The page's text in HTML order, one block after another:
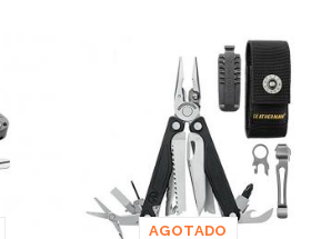
AGOTADO